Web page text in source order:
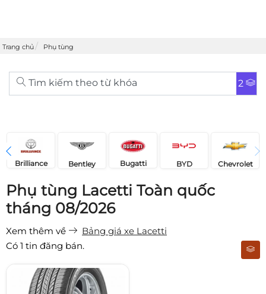
Trang chủ Phụ tùng
Tìm kiếm theo từ khóa 2
Brilliance Bentley Bugatti BYD Chevrolet
Phụ tùng Lacetti Toàn quốc
tháng 08/2026
Xem thêm về
Bảng giá xe Lacetti
Có 1 tin đăng bán.